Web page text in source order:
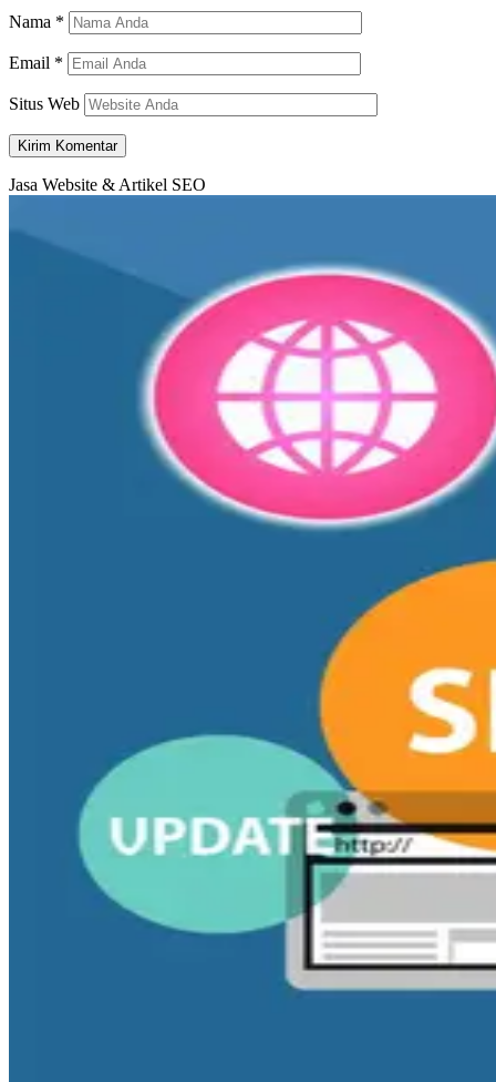
Nama *
Email *
Situs Web
Jasa Website & Artikel SEO